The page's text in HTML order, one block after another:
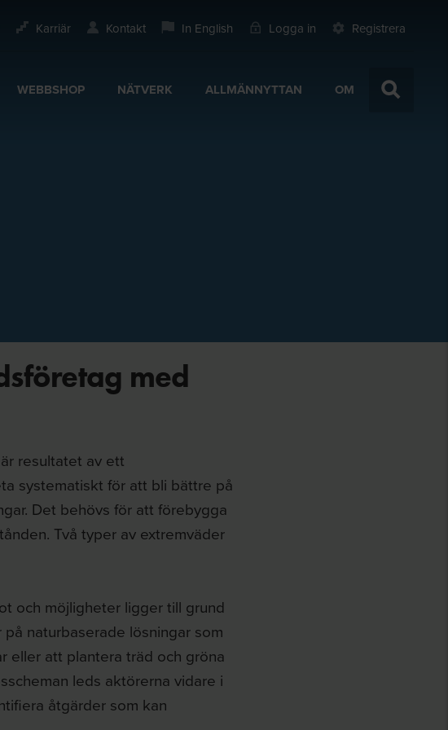
Karriär Kontakt In English Logga in Registrera
WEBBSHOP NÄTVERK ALLMÄNNYTTAN OM
med
resultatet av ett
systematiskt för att bli bättre på
Det behövs för att förebygga
Två typer av extremväder
och möjligheter ligger till grund
naturbaserade lösningar som
eller att plantera träd och gröna
leds aktörerna vidare i
åtgärder som kan